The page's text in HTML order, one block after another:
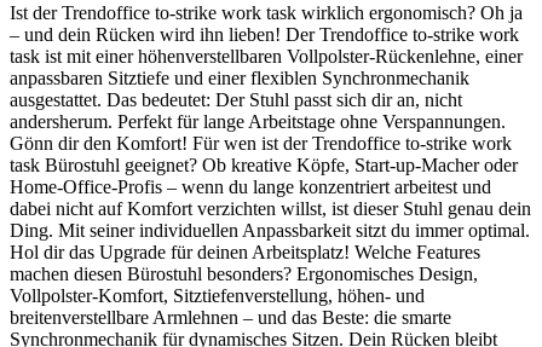
Ist der Trendoffice to-strike work task wirklich ergonomisch? Oh ja
– und dein Rücken wird ihn lieben! Der Trendoffice to-strike work
task ist mit einer höhenverstellbaren Vollpolster-Rückenlehne, einer
anpassbaren Sitztiefe und einer flexiblen Synchronmechanik
ausgestattet. Das bedeutet: Der Stuhl passt sich dir an, nicht
andersherum. Perfekt für lange Arbeitstage ohne Verspannungen.
Gönn dir den Komfort! Für wen ist der Trendoffice to-strike work
task Bürostuhl geeignet? Ob kreative Köpfe, Start-up-Macher oder
Home-Office-Profis – wenn du lange konzentriert arbeitest und
dabei nicht auf Komfort verzichten willst, ist dieser Stuhl genau dein
Ding. Mit seiner individuellen Anpassbarkeit sitzt du immer optimal.
Hol dir das Upgrade für deinen Arbeitsplatz! Welche Features
machen diesen Bürostuhl besonders? Ergonomisches Design,
Vollpolster-Komfort, Sitztiefenverstellung, höhen- und
breitenverstellbare Armlehnen – und das Beste: die smarte
Synchronmechanik für dynamisches Sitzen. Dein Rücken bleibt